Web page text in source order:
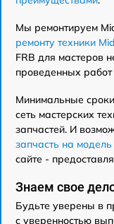
Мы ремонтируем
ремонту техники
FRB для мастеров
проведенных работ
Минимальные
сеть мастерских
запчастей. И
запчасть на
сайте -
Знаем свое
Будьте уверены в
с уверенностью